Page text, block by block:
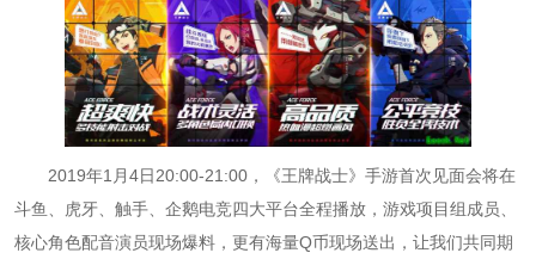
2019年1月4日20:00-21:00，《王牌战士》手游首次见面会将在
斗鱼、虎牙、触手、企鹅电竞四大平台全程播放，游戏项目组成员、
核心角色配音演员现场爆料，更有海量Q币现场送出，让我们共同期